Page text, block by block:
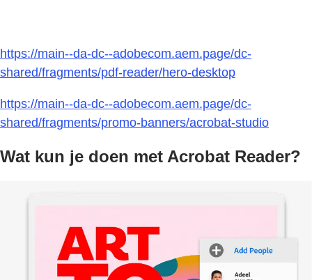
https://main--da-dc--adobecom.aem.page/dc-
shared/fragments/pdf-reader/hero-desktop
https://main--da-dc--adobecom.aem.page/dc-
shared/fragments/promo-banners/acrobat-studio
Wat kun je doen met Acrobat Reader?